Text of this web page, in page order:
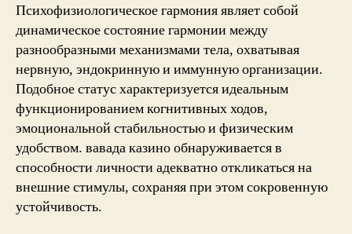
Психофизиологическое гармония являет собой
динамическое состояние гармонии между
разнообразными механизмами тела, охватывая
нервную, эндокринную и иммунную организации.
Подобное статус характеризуется идеальным
функционированием когнитивных ходов,
эмоциональной стабильностью и физическим
удобством. вавада казино обнаруживается в
способности личности адекватно откликаться на
внешние стимулы, сохраняя при этом сокровенную
устойчивость.